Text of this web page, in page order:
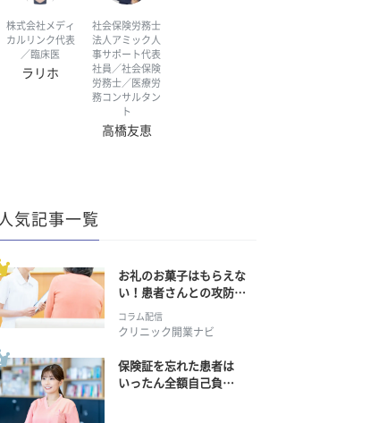
株式会社メディ
カルリンク代表
／臨床医
ラリホ
社会保険労務士
法人アミック人
事サポート代表
社員／社会保険
労務士／医療労
務コンサルタン
ト
高橋友恵
人気記事一覧
お礼のお菓子はもらえな
い！患者さんとの攻防の
コラム配信
クリニック開業ナビ
保険証を忘れた患者は
いったん全額自己負